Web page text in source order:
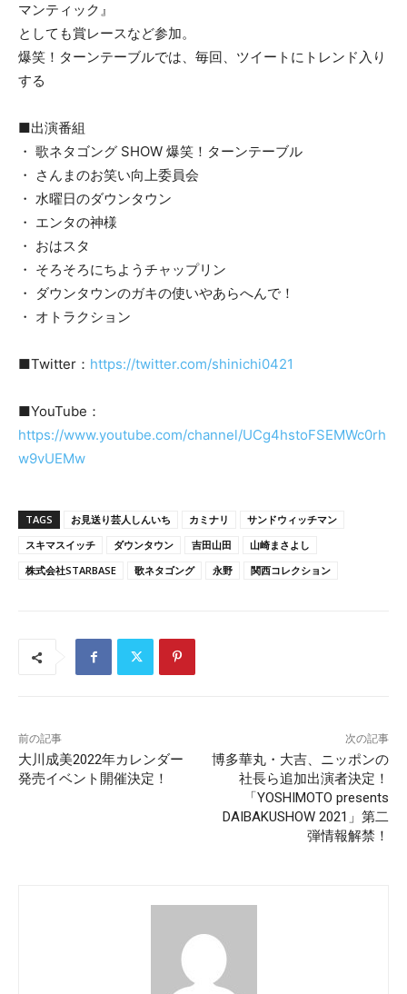
マンティック』
としても賞レースなど参加。
爆笑！ターンテーブルでは、毎回、ツイートにトレンド入り
する
■出演番組
・ 歌ネタゴング SHOW 爆笑！ターンテーブル
・ さんまのお笑い向上委員会
・ 水曜日のダウンタウン
・ エンタの神様
・ おはスタ
・ そろそろにちようチャップリン
・ ダウンタウンのガキの使いやあらへんで！
・ オトラクション
■Twitter： https://twitter.com/shinichi0421
■YouTube：
https://www.youtube.com/channel/UCg4hstoFSEMWc0rh
w9vUEMw
TAGS お見送り芸人しんいち カミナリ
サンドウィッチマン
スキマスイッチ
ダウンタウン 吉田山田
山崎まさよし
株式会社STARBASE
歌ネタゴング 永野 関西コレクション
前の記事
大川成美2022年カレンダー
発売イベント開催決定！
次の記事
博多華丸・大吉、ニッポンの
社長ら追加出演者決定！
「YOSHIMOTO presents
DAIBAKUSHOW 2021」第二
弾情報解禁！